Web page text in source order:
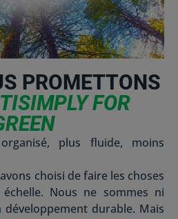
PROMETTONS
FOR
plus fluide, moins
choisi de faire les choses
Nous ne sommes ni
durable. Mais